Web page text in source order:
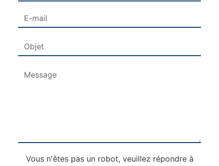
Vous n'êtes pas un robot, veuillez répondre à